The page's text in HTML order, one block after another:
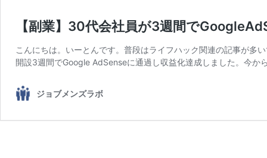
【副業】30代会社員が3週間で
こんにちは。いーとんです。普段はライフハック関連の記事が多
開設3週間でGoogle AdSenseに通過し収益化達成しました。今
ジョブメンズラボ